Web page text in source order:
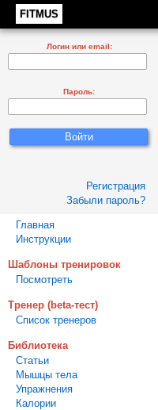
FITMUS
Логин или email:
Пароль:
Регистрация
Забыли пароль?
Главная
Инструкции
Шаблоны тренировок
Посмотреть
Тренер (beta-тест)
Список тренеров
Библиотека
Статьи
Мышцы тела
Упражнения
Калории